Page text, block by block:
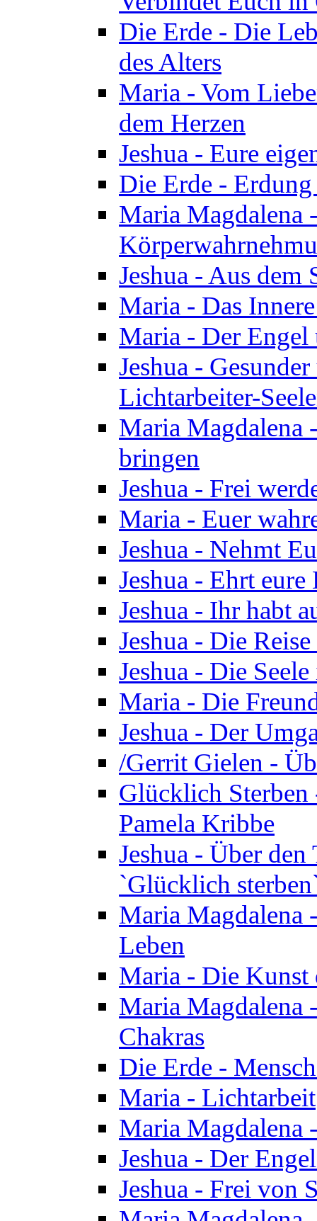
Die Erde - Die
des Alters
Maria - Vom
dem Herzen
Jeshua - Eure
Die Erde -
Maria Magdalena
Jeshua - Aus dem
Maria - Das
Maria - Der Engel
Jeshua -
Lichtarbeiter-
Maria Magdalena
bringen
Jeshua - Frei
Maria - Euer
Jeshua - Nehmt
Jeshua - Ehrt
Jeshua - Ihr habt
Jeshua - Die
Jeshua - Die
Maria - Die
Jeshua - Der
/Gerrit Gielen -
Glücklich
Pamela Kribbe
Jeshua - Über
`Glücklich
Maria Magdalena
Leben
Maria - Die Kunst
Maria Magdalena
Chakras
Die Erde -
Maria - Lichtarbeit
Maria Magdalena
Jeshua - Der
Jeshua - Frei von